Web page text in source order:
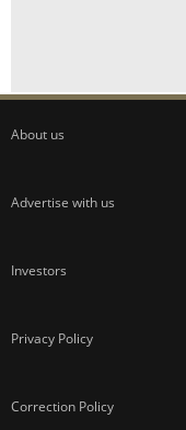
About us
Advertise with us
Investors
Privacy Policy
Correction Policy